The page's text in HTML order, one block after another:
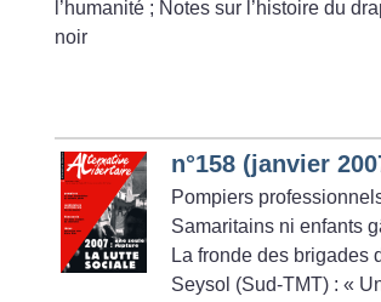
l’humanité ; Notes sur l’histoire du
noir
n°158 (janvier
Pompiers
Samaritains ni enfants
La fronde des brigades
Seysol (Sud-TMT) : «